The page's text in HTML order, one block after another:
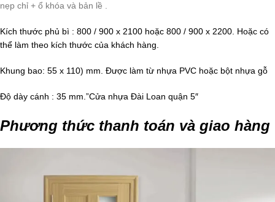
nẹp chỉ + ổ khóa và bản lề .
Kích thước phủ bì : 800 / 900 x 2100 hoặc 800 / 900 x 2200. Hoặc có
thể làm theo kích thước của khách hàng.
Khung bao: 55 x 110) mm. Được làm từ nhựa PVC hoặc bột nhựa gỗ
Độ dày cánh : 35 mm.”Cửa nhựa Đài Loan quận 5″
Phương thức thanh toán và giao hàng